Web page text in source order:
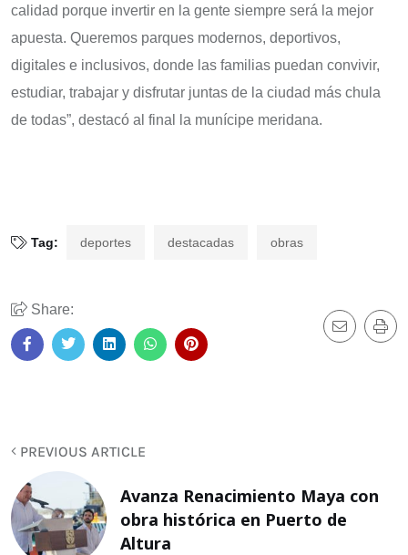
calidad porque invertir en la gente siempre será la mejor
apuesta. Queremos parques modernos, deportivos,
digitales e inclusivos, donde las familias puedan convivir,
estudiar, trabajar y disfrutar juntas de la ciudad más chula
de todas”, destacó al final la munícipe meridana.
Tag: deportes destacadas obras
Share:
PREVIOUS ARTICLE
Avanza Renacimiento Maya con
obra histórica en Puerto de
Altura